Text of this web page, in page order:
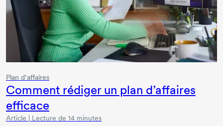
Plan d’affaires
Comment rédiger un plan d’affaires
efficace
Article | Lecture de 14 minutes